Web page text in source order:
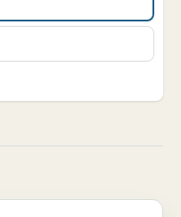
på Mariebo ...